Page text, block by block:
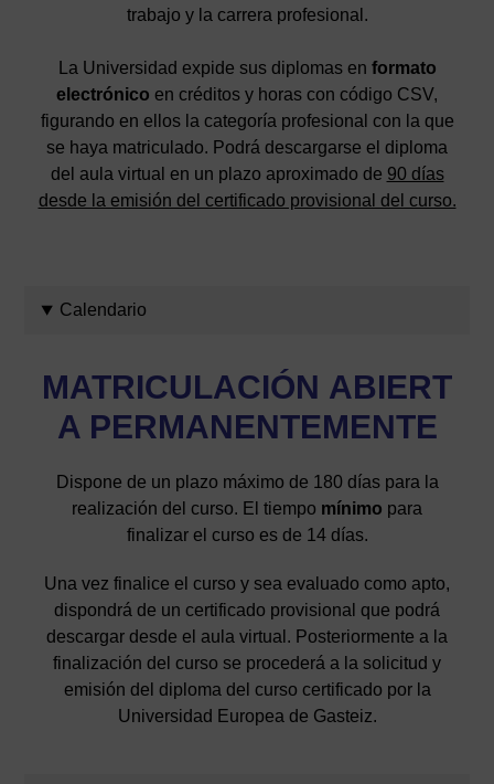
trabajo y la carrera profesional.
La Universidad expide sus diplomas en formato
electrónico en créditos y horas con código CSV,
figurando en ellos la categoría profesional con la que
se haya matriculado. Podrá descargarse el diploma
del aula virtual en un plazo aproximado de 90 días
desde la emisión del certificado provisional del curso.
Calendario
MATRICULACIÓN ABIERT
A PERMANENTEMENTE
Dispone de un plazo máximo de 180 días para la
realización del curso. El tiempo mínimo para
finalizar el curso es de 14 días.
Una vez finalice el curso y sea evaluado como apto,
dispondrá de un certificado provisional que podrá
descargar desde el aula virtual. Posteriormente a la
finalización del curso se procederá a la solicitud y
emisión del diploma del curso certificado por la
Universidad Europea de Gasteiz.